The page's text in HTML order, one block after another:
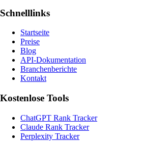
Schnelllinks
Startseite
Preise
Blog
API-Dokumentation
Branchenberichte
Kontakt
Kostenlose Tools
ChatGPT Rank Tracker
Claude Rank Tracker
Perplexity Tracker